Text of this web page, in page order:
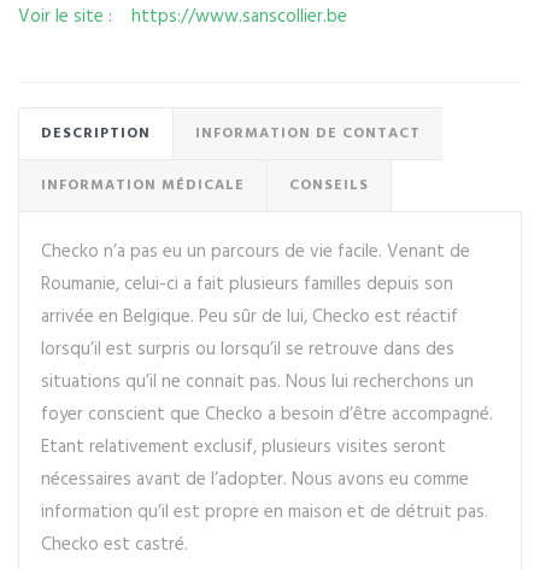
Voir le site : https://www.sanscollier.be
DESCRIPTION INFORMATION DE CONTACT
INFORMATION MÉDICALE CONSEILS
Checko n’a pas eu un parcours de vie facile. Venant de
Roumanie, celui-ci a fait plusieurs familles depuis son
arrivée en Belgique. Peu sûr de lui, Checko est réactif
lorsqu’il est surpris ou lorsqu’il se retrouve dans des
situations qu’il ne connait pas. Nous lui recherchons un
foyer conscient que Checko a besoin d’être accompagné.
Etant relativement exclusif, plusieurs visites seront
nécessaires avant de l’adopter. Nous avons eu comme
information qu’il est propre en maison et de détruit pas.
Checko est castré.